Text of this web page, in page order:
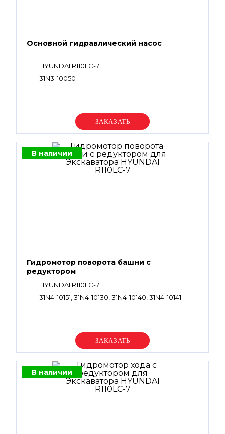
Основной гидравлический насос
HYUNDAI R110LC-7
31N3-10050
Уточняйте цену
В наличии
Гидромотор поворота башни с
редуктором
HYUNDAI R110LC-7
31N4-10151, 31N4-10130, 31N4-10140, 31N4-10141
Уточняйте цену
В наличии